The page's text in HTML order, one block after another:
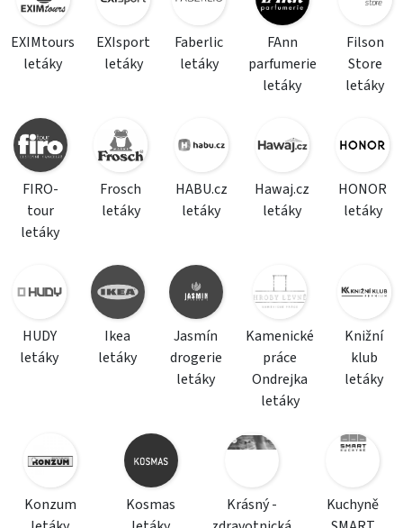
EXIMtours
letáky
EXIsport
letáky
Faberlic
letáky
FAnn
parfumerie
letáky
Filson
Store
letáky
FIRO-
tour
letáky
Frosch
letáky
HABU.cz
letáky
Hawaj.cz
letáky
HONOR
letáky
HUDY
letáky
Ikea
letáky
Jasmín
drogerie
letáky
Kamenické
práce
Ondrejka
letáky
Knižní
klub
letáky
Konzum
Kosmas
Krásný -
Kuchyně